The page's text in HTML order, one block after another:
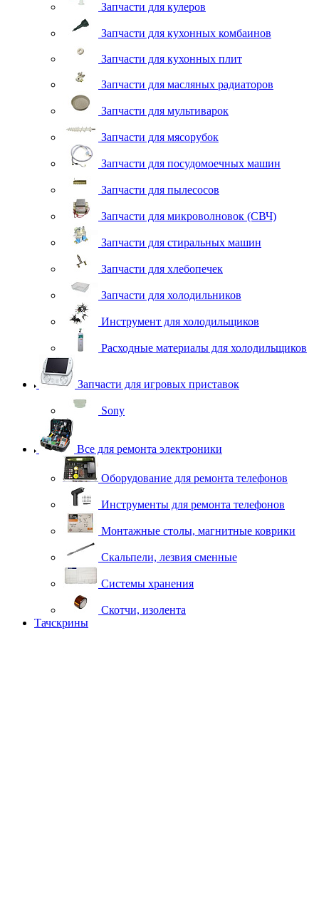
Запчасти для кулеров
Запчасти для кухонных комбаинов
Запчасти для кухонных плит
Запчасти для масляных радиаторов
Запчасти для мультиварок
Запчасти для мясорубок
Запчасти для посудомоечных машин
Запчасти для пылесосов
Запчасти для микроволновок (СВЧ)
Запчасти для стиральных машин
Запчасти для хлебопечек
Запчасти для холодильников
Инструмент для холодильщиков
Расходные материалы для холодильщиков
Запчасти для игровых приставок
Sony
Все для ремонта электроники
Оборудование для ремонта телефонов
Инструменты для ремонта телефонов
Монтажные столы, магнитные коврики
Скальпели, лезвия сменные
Системы хранения
Скотчи, изолента
Тачскрины